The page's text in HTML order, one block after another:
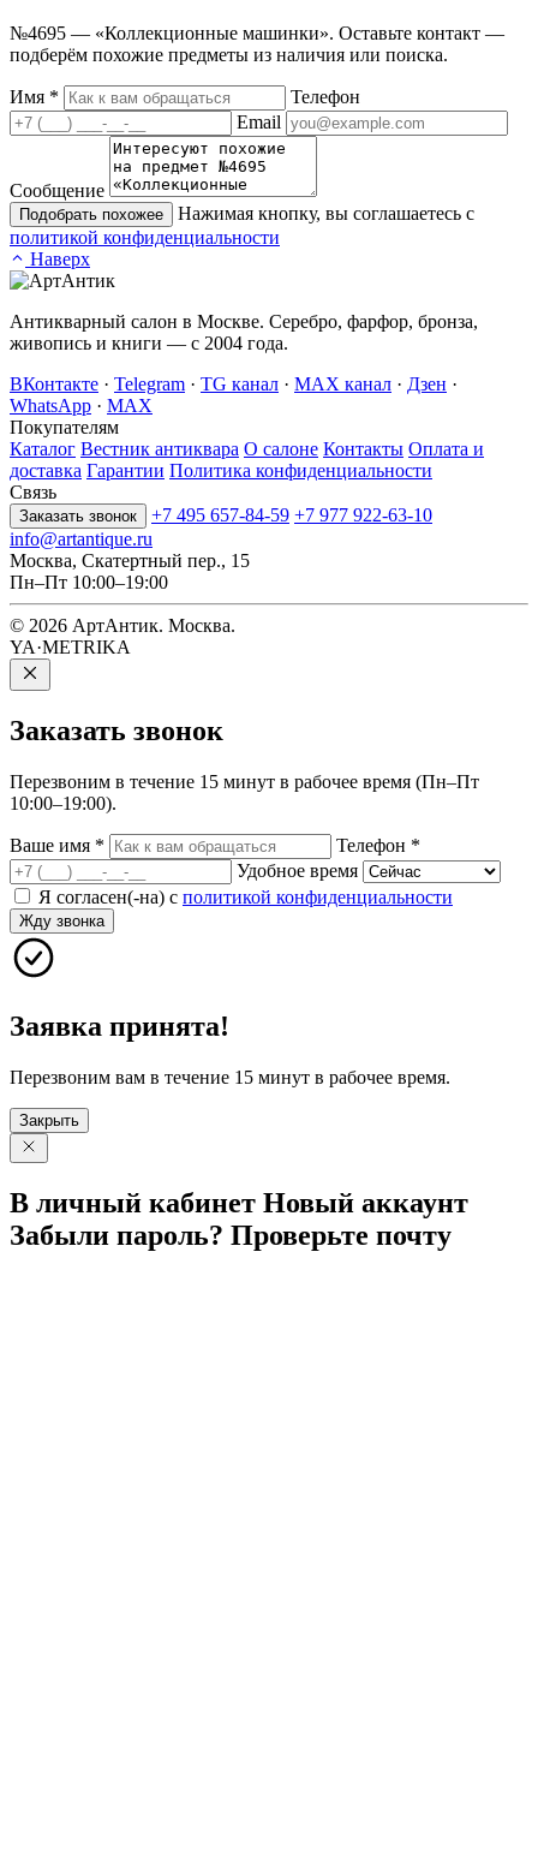
№4695 — «Коллекционные машинки». Оставьте контакт —
подберём похожие предметы из наличия или поиска.
Имя *
Телефон
Email
Сообщение
Подобрать похожее
Нажимая кнопку, вы соглашаетесь с
политикой конфиденциальности
Наверх
Антикварный салон в Москве. Серебро, фарфор, бронза,
живопись и книги — с 2004 года.
ВКонтакте · Telegram · TG канал · MAX канал · Дзен ·
WhatsApp · MAX
Покупателям
Каталог Вестник антиквара О салоне Контакты Оплата и
доставка Гарантии Политика конфиденциальности
Связь
Заказать звонок +7 495 657-84-59 +7 977 922-63-10
info@artantique.ru
Москва, Скатертный пер., 15
Пн–Пт 10:00–19:00
© 2026 АртАнтик. Москва.
YA·METRIKA
Заказать звонок
Перезвоним в течение 15 минут в рабочее время (Пн–Пт
10:00–19:00).
Ваше имя * Телефон *
Удобное время
Я согласен(-на) с политикой конфиденциальности
Жду звонка
Заявка принята!
Перезвоним вам в течение 15 минут в рабочее время.
Закрыть
В личный кабинет Новый аккаунт
Забыли пароль? Проверьте почту